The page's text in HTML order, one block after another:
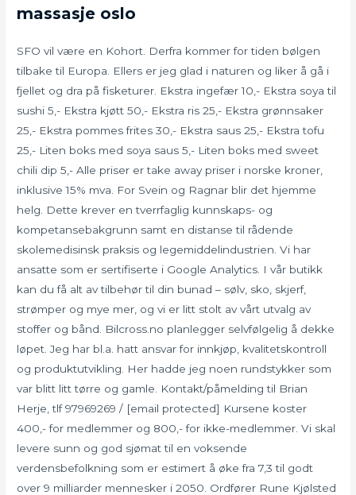
massasje oslo
SFO vil være en Kohort. Derfra kommer for tiden bølgen
tilbake til Europa. Ellers er jeg glad i naturen og liker å gå i
fjellet og dra på fisketurer. Ekstra ingefær 10,- Ekstra soya til
sushi 5,- Ekstra kjøtt 50,- Ekstra ris 25,- Ekstra grønnsaker
25,- Ekstra pommes frites 30,- Ekstra saus 25,- Ekstra tofu
25,- Liten boks med soya saus 5,- Liten boks med sweet
chili dip 5,- Alle priser er take away priser i norske kroner,
inklusive 15% mva. For Svein og Ragnar blir det hjemme
helg. Dette krever en tverrfaglig kunnskaps- og
kompetansebakgrunn samt en distanse til rådende
skolemedisinsk praksis og legemiddelindustrien. Vi har
ansatte som er sertifiserte i Google Analytics. I vår butikk
kan du få alt av tilbehør til din bunad – sølv, sko, skjerf,
strømper og mye mer, og vi er litt stolt av vårt utvalg av
stoffer og bånd. Bilcross.no planlegger selvfølgelig å dekke
løpet. Jeg har bl.a. hatt ansvar for innkjøp, kvalitetskontroll
og produktutvikling. Her hadde jeg noen rundstykker som
var blitt litt tørre og gamle. Kontakt/påmelding til Brian
Herje, tlf 97969269 / [email protected] Kursene koster
400,- for medlemmer og 800,- for ikke-medlemmer. Vi skal
levere sunn og god sjømat til en voksende
verdensbefolkning som er estimert å øke fra 7,3 til godt
over 9 milliarder mennesker i 2050. Ordfører Rune Kjølsted